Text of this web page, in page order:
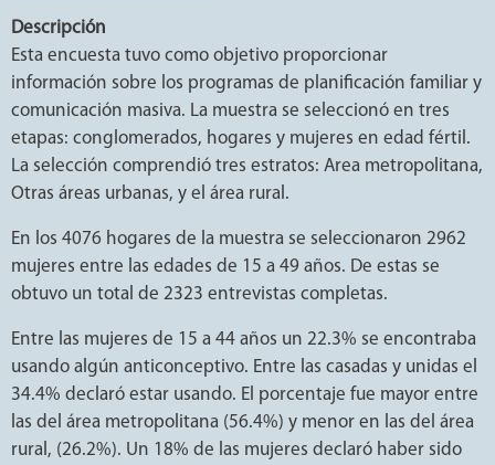
Descripción
Esta encuesta tuvo como objetivo proporcionar
información sobre los programas de planificación familiar y
comunicación masiva. La muestra se seleccionó en tres
etapas: conglomerados, hogares y mujeres en edad fértil.
La selección comprendió tres estratos: Area metropolitana,
Otras áreas urbanas, y el área rural.
En los 4076 hogares de la muestra se seleccionaron 2962
mujeres entre las edades de 15 a 49 años. De estas se
obtuvo un total de 2323 entrevistas completas.
Entre las mujeres de 15 a 44 años un 22.3% se encontraba
usando algún anticonceptivo. Entre las casadas y unidas el
34.4% declaró estar usando. El porcentaje fue mayor entre
las del área metropolitana (56.4%) y menor en las del área
rural, (26.2%). Un 18% de las mujeres declaró haber sido